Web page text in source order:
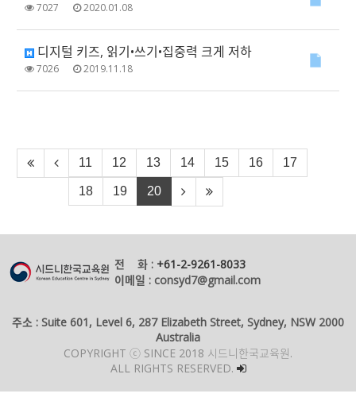
7027 2020.01.08
디지털 키즈, 읽기•쓰기•집중력 크게 저하
7026 2019.11.18
11 12 13 14 15 16 17
18 19 20
전 화 : +61-2-9261-8033
이메일 : consyd7@gmail.com
주소 : Suite 601, Level 6, 287 Elizabeth Street, Sydney, NSW 2000
Australia
COPYRIGHT ⓒ SINCE 2018 시드니한국교육원.
ALL RIGHTS RESERVED.